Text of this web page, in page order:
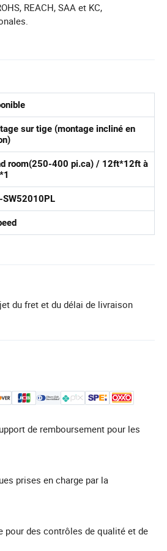
REACH, SAA et KC,
sur tige (montage incliné en
room(250-400 pi.ca) / 12ft*12ft à
SW52010PL
du fret et du délai de livraison
de remboursement pour les
prises en charge par la
pour des contrôles de qualité et de